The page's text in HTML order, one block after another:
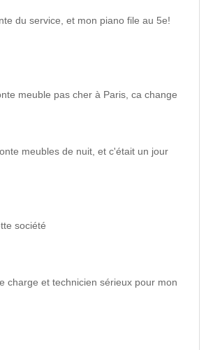
du service, et mon piano file au 5e!
meuble pas cher à Paris, ca change
meubles de nuit, et c'était un jour
société
charge et technicien sérieux pour mon